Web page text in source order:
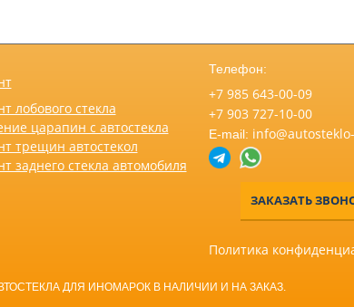
лобового стекла
царапин с автостекла
трещин автостекол
заднего стекла автомобиля
Телефон:
+7 985 643-00-09
+7 903 727-10-00
E-mail:
ЗАКАЗАТЬ
Политика
ДЛЯ ИНОМАРОК В НАЛИЧИИ И НА ЗАКАЗ.